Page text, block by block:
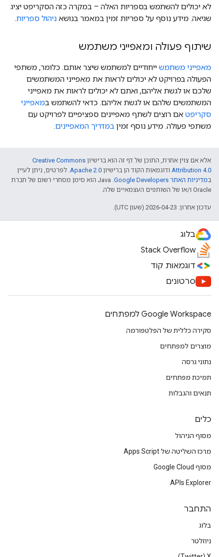
לא יכולים להשתמש בספריות האלה – במקרה כזה הסקריפט יציג
שגיאה. מידע נוסף על ספריות זמין במאמר בנושא ניהול ספריות.
שיתוף פעולה ומאפייני משתמש
מאפייני משתמש ייחודיים למשתמש שיצר אותם. כלומר, משתפי
הפעולה בפרויקט לא יכולים לראות את מאפייני המשתמשים
שלכם או לגשת אליהם, ואתם לא יכולים לראות את מאפייני
המשתמשים שלהם או לגשת אליהם. כדאי להשתמש במאפייני
סקריפט אם רוצים לשתף מאפיינים ספציפיים לפרויקט עם
משתפי פעולה. מידע נוסף זמין במדריך המאפיינים.
אלא אם צוין אחרת, התוכן של דף זה הוא ברישיון Creative Commons
Attribution 4.0 ודוגמאות הקוד הן ברישיון Apache 2.0. לפרטים, ניתן לעיין
במדיניות האתר Google Developers‏
.‏ Java הוא סימן מסחרי רשום של חברת
Oracle ו/או של השותפים העצמאיים שלה.
עדכון אחרון: 2026-04-23 (שעון UTC).
בלוג
Stack Overflow
דוגמאות קוד
סרטונים
Google Workspace למפתחים
סקירה כללית של הפלטפורמה
מוצרים למפתחים
נתוני גרסה
תמיכת מפתחים
תנאים והגבלות
כלים
מסוף הניהול
מרכז השליטה של Apps Script
מסוף Google Cloud
APIs Explorer
התחבר
בלוג
ניוזלטר